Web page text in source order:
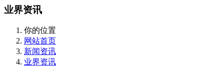
业界资讯
你的位置
网站首页
新闻资讯
业界资讯